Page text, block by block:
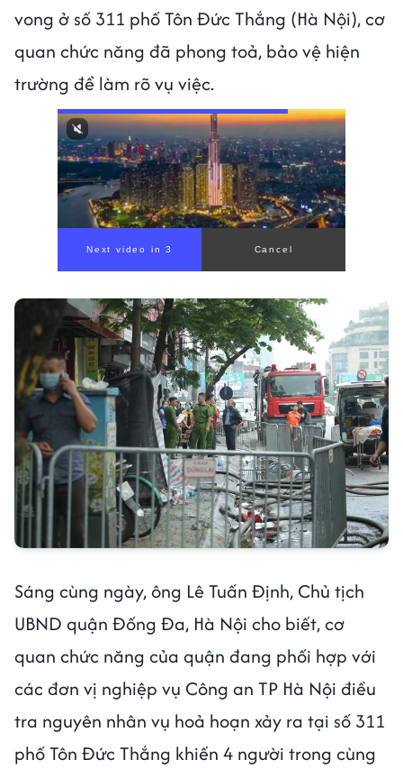
vong ở số 311 phố Tôn Đức Thắng (Hà Nội), cơ
quan chức năng đã phong toả, bảo vệ hiện
trường để làm rõ vụ việc.
Sáng cùng ngày, ông Lê Tuấn Định, Chủ tịch
UBND quận Đống Đa, Hà Nội cho biết, cơ
quan chức năng của quận đang phối hợp với
các đơn vị nghiệp vụ Công an TP Hà Nội điều
tra nguyên nhân vụ hoả hoạn xảy ra tại số 311
phố Tôn Đức Thắng khiến 4 người trong cùng